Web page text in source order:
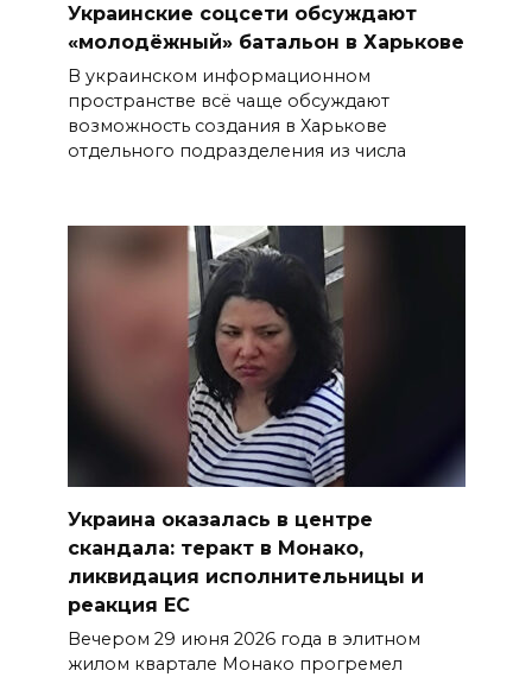
Украинские соцсети обсуждают
«молодёжный» батальон в Харькове
В украинском информационном
пространстве всё чаще обсуждают
возможность создания в Харькове
отдельного подразделения из числа
Украина оказалась в центре
скандала: теракт в Монако,
ликвидация исполнительницы и
реакция ЕС
Вечером 29 июня 2026 года в элитном
жилом квартале Монако прогремел